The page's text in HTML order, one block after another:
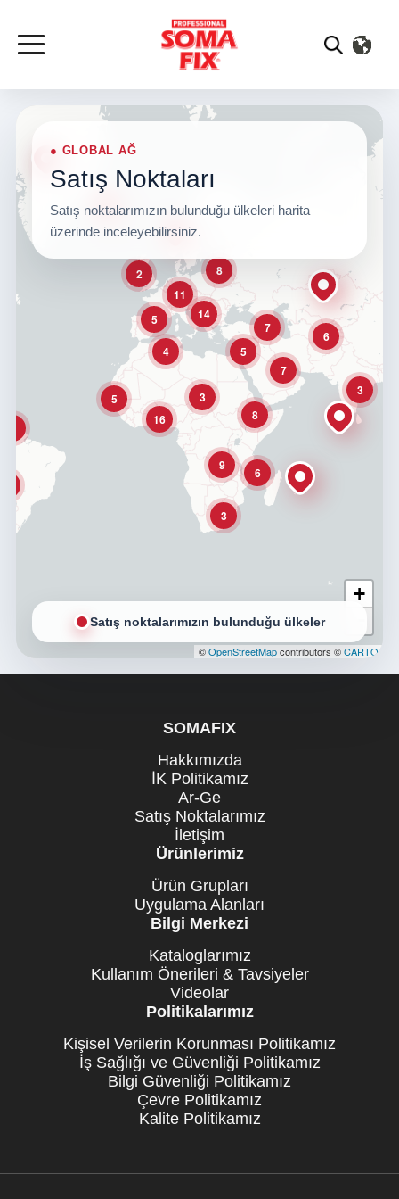
2
5
8
14
11
5
7
7
6
3
6
3
3
5
4
8
16
9
+
©OpenStreetMapcontributors ©CARTO
● GLOBAL AĞ
Satış Noktaları
Satış noktalarımızın bulunduğu ülkeleri harita
üzerinde inceleyebilirsiniz.
Satış noktalarımızın bulunduğu ülkeler
SOMAFIX
Hakkımızda
İK Politikamız
Ar-Ge
Satış Noktalarımız
İletişim
Ürünlerimiz
Ürün Grupları
Uygulama Alanları
Bilgi Merkezi
Kataloglarımız
Kullanım Önerileri & Tavsiyeler
Videolar
Politikalarımız
Kişisel Verilerin Korunması Politikamız
İş Sağlığı ve Güvenliği Politikamız
Bilgi Güvenliği Politikamız
Çevre Politikamız
Kalite Politikamız